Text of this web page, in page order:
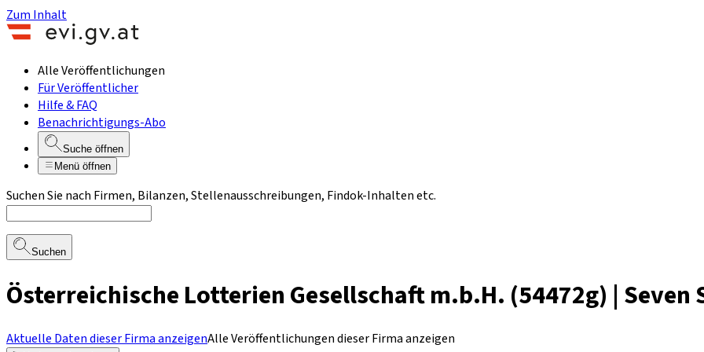
Zum Inhalt
Alle Veröffentlichungen
Für Veröffentlicher
Hilfe & FAQ
Benachrichtigungs-Abo
Suche öffnen
Menü öffnen
Suchen Sie nach Firmen, Bilanzen, Stellenausschreibungen, Findok-Inhalten etc.
Suchen
Österreichische Lotterien Gesellschaft m.b.H. (54472g) | Seven
Aktuelle Daten dieser Firma anzeigenAlle Veröffentlichungen dieser Firma anzeigen